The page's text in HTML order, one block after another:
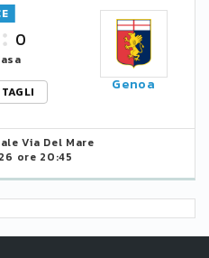
0
Genoa
Via Del Mare
ore 20:45